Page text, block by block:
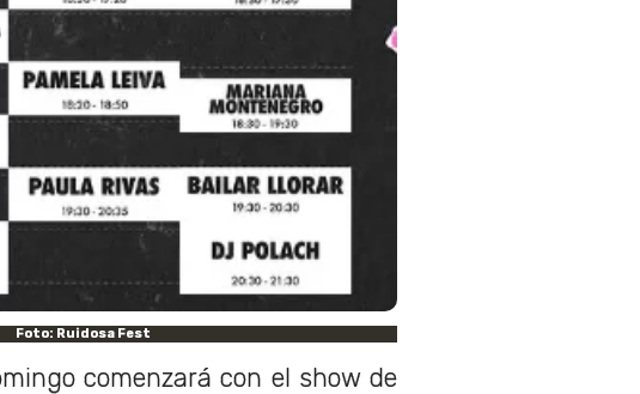
Foto: Ruidosa Fest
comenzará con el show de